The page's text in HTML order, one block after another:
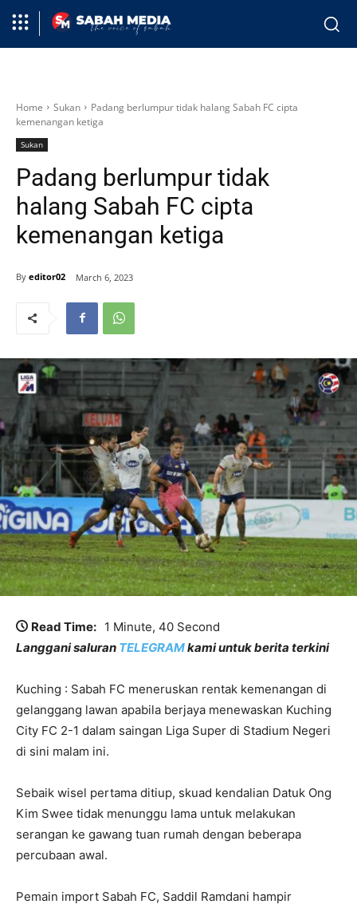
Home Sukan
Padang berlumpur tidak halang Sabah FC cipta
kemenangan ketiga
Sukan
Padang berlumpur tidak
halang Sabah FC cipta
kemenangan ketiga
By editor02 March 6, 2023
Read Time: 1 Minute, 40 Second
Langgani saluran TELEGRAMkami untuk berita terkini
Kuching : Sabah FC meneruskan rentak kemenangan di
gelanggang lawan apabila berjaya menewaskan Kuching
City FC 2-1 dalam saingan Liga Super di Stadium Negeri
di sini malam ini.
Sebaik wisel pertama ditiup, skuad kendalian Datuk Ong
Kim Swee tidak menunggu lama untuk melakukan
serangan ke gawang tuan rumah dengan beberapa
percubaan awal.
Pemain import Sabah FC, Saddil Ramdani hampir